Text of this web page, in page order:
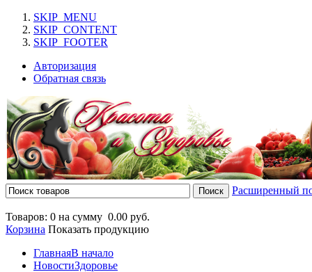
SKIP_MENU
SKIP_CONTENT
SKIP_FOOTER
Авторизация
Обратная связь
Расширенный
Товаров: 0 на сумму 0.00 руб.
Корзина Показать продукцию
ГлавнаяВ начало
НовостиЗдоровье